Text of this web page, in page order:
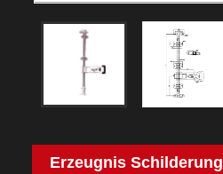
Erzeugnis Schilderung